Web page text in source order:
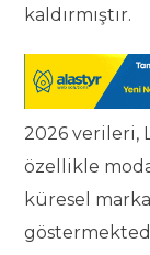
kaldırmıştır.
2026 verileri,
özellikle
küresel